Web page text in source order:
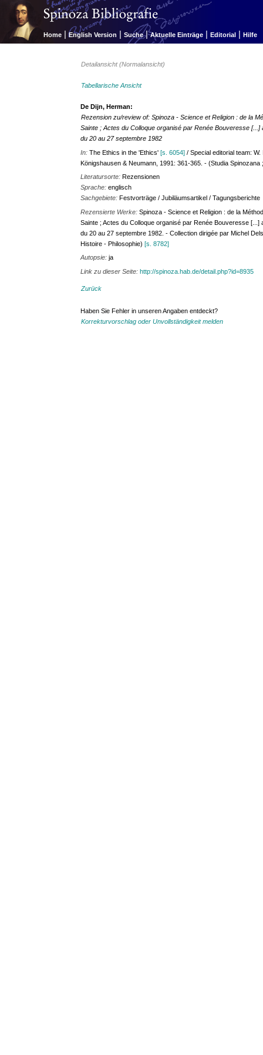
Home | English Version | Suche | Aktuelle Einträge | Editorial | Hilfe
Detailansicht (Normalansicht)
Tabellarische Ansicht
De Dijn, Herman:
Rezension zu/review of: Spinoza - Science et Religion : de la
Sainte ; Actes du Colloque organisé par Renée Bouveresse
du 20 au 27 septembre 1982
In:The Ethics in the 'Ethics'[s. 6054] / Special editorial team:
Königshausen & Neumann, 1991: 361-365. - (Studia Spinozana
Literatursorte:Rezensionen
Sprache:englisch
Sachgebiete:Festvorträge / Jubiläumsartikel / Tagungsberichte
Rezensierte Werke:Spinoza - Science et Religion : de la
Sainte ; Actes du Colloque organisé par Renée Bouveresse
du 20 au 27 septembre 1982. - Collection dirigée par Michel
Histoire - Philosophie)[s. 8782]
Autopsie:ja
Link zu dieser Seite:http://spinoza.hab.de/detail.php?id=8935
Zurück
Haben Sie Fehler in unseren Angaben entdeckt?
Korrekturvorschlag oder Unvollständigkeit melden